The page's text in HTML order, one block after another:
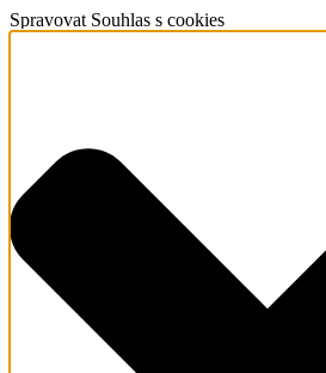
Spravovat Souhlas s cookies